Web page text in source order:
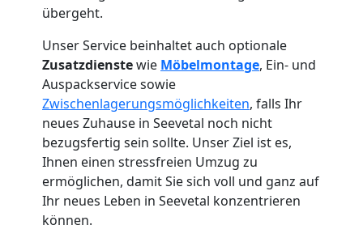
übergeht.
Unser Service beinhaltet auch optionale
Zusatzdienstewie Möbelmontage, Ein- und
Auspackservice sowie
Zwischenlagerungsmöglichkeiten, falls Ihr
neues Zuhause in Seevetal noch nicht
bezugsfertig sein sollte. Unser Ziel ist es,
Ihnen einen stressfreien Umzug zu
ermöglichen, damit Sie sich voll und ganz auf
Ihr neues Leben in Seevetal konzentrieren
können.